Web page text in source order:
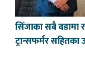
सिँजाका सबै वडामा
ट्रान्सफर्मर